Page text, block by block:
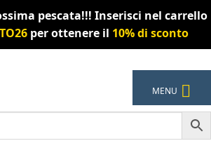
pescata!!! Inserisci nel carrello
per ottenere il 10% di sconto
MENU